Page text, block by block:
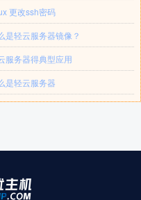
更改ssh密码
是轻云服务器镜像？
服务器得典型应用
是轻云服务器